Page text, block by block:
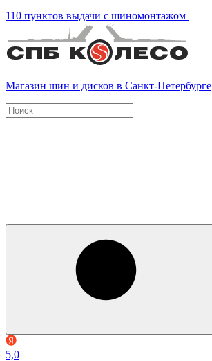
110 пунктов выдачи с шиномонтажом
Магазин шин и дисков в Санкт-Петербурге
5,0